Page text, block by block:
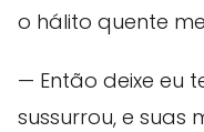
o hálito quente
— Então deixe eu
sussurrou, e suas